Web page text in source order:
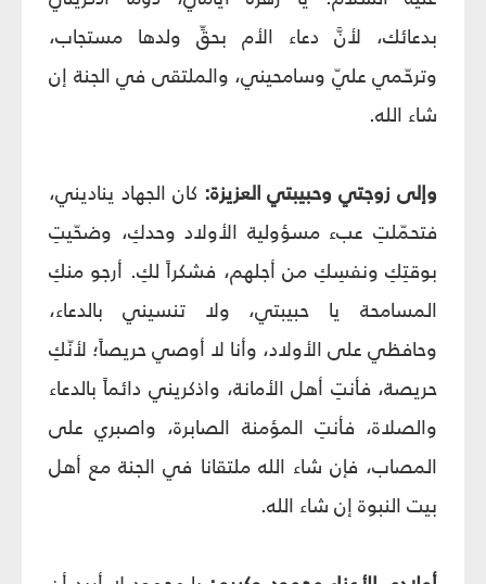
بدعائك، لأنَّ دعاء الأم بحقِّ ولدها مستجاب،
وترحّمي عليّ وسامحيني، والملتقى في الجنة إن
شاء الله.
وإلى زوجتي وحبيبتي العزيزة: كان الجهاد يناديني،
فتحمّلتِ عبء مسؤولية الأولاد وحدكِ، وضحّيتِ
بوقتِكِ ونفسِكِ من أجلهم، فشكراً لكِ. أرجو منكِ
المسامحة يا حبيبتي، ولا تنسيني بالدعاء،
وحافظي على الأولاد، وأنا لا أوصي حريصاً؛ لأنّكِ
حريصة، فأنتِ أهل الأمانة، واذكريني دائماً بالدعاء
والصلاة، فأنتِ المؤمنة الصابرة، واصبري على
المصاب، فإن شاء الله ملتقانا في الجنة مع أهل
بيت النبوة إن شاء الله.